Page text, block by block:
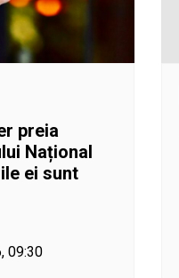
preia
Național
ei sunt
09:30